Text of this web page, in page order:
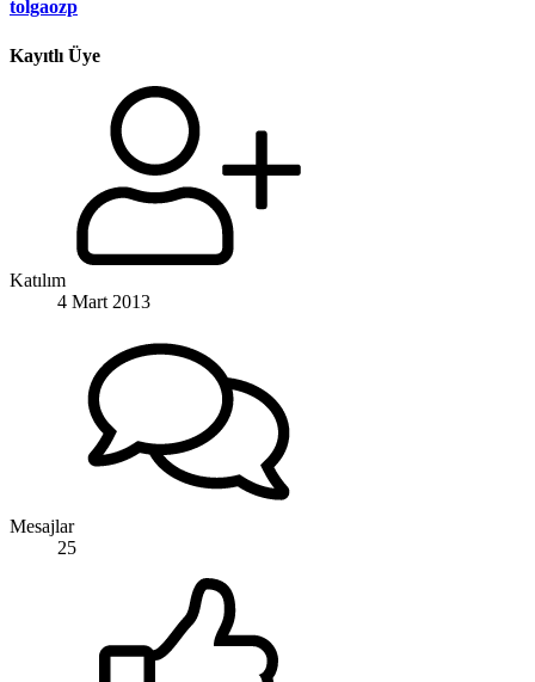
tolgaozp
Kayıtlı Üye
Katılım
4 Mart 2013
Mesajlar
25